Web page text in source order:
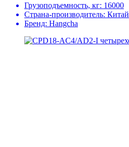
Грузоподъемность, кг: 16000
Страна-производитель: Китай
Бренд: Hangcha